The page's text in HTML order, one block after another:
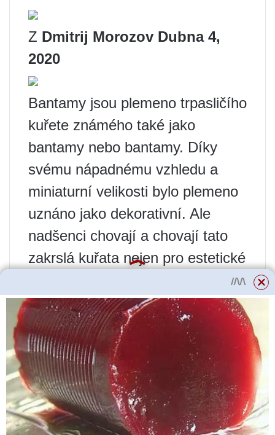
Z Dmitrij Morozov Dubna 4,
2020
Bantamy jsou plemeno trpasličího
kuřete známého také jako
bantamy nebo bantamy. Díky
svému nápadnému vzhledu a
miniaturní velikosti bylo plemeno
uznáno jako dekorativní. Ale
nadšenci chovají a chovají tato
zakrslá kuřata nejen pro estetické
křehké dietní maso a chutná
malá vejce.